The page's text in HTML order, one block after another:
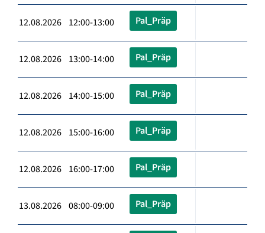
12.08.2026 12:00-13:00 Pal_Präp
12.08.2026 13:00-14:00 Pal_Präp
12.08.2026 14:00-15:00 Pal_Präp
12.08.2026 15:00-16:00 Pal_Präp
12.08.2026 16:00-17:00 Pal_Präp
13.08.2026 08:00-09:00 Pal_Präp